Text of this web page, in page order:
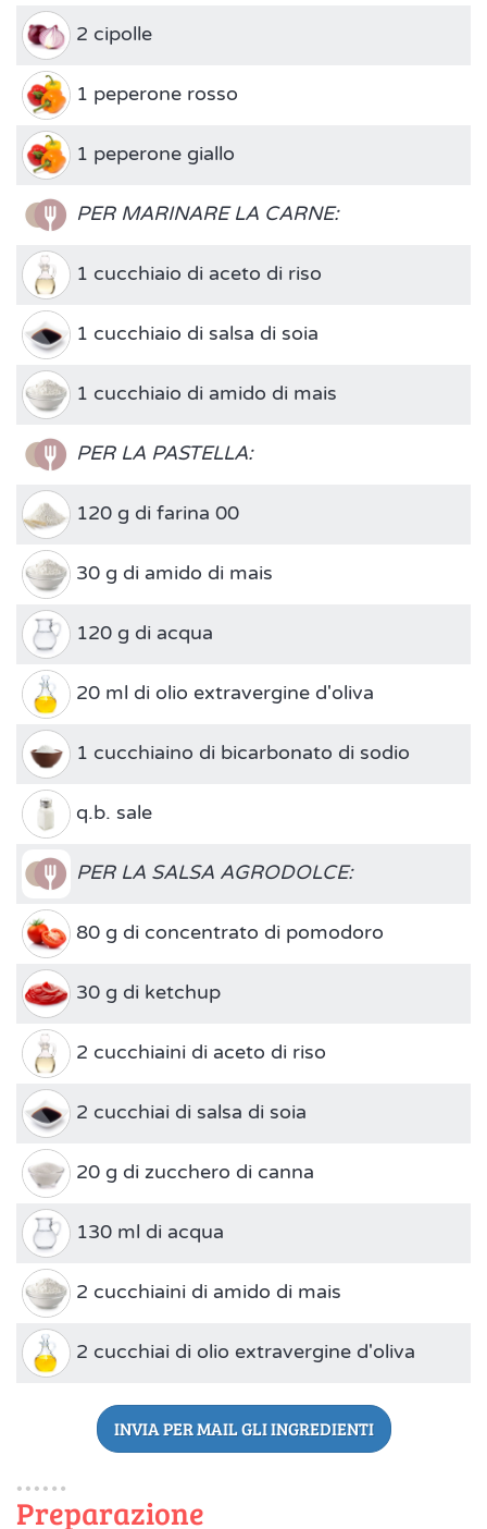
2 cipolle
1 peperone rosso
1 peperone giallo
PER MARINARE LA CARNE:
1 cucchiaio di aceto di riso
1 cucchiaio di salsa di soia
1 cucchiaio di amido di mais
PER LA PASTELLA:
120 g di farina 00
30 g di amido di mais
120 g di acqua
20 ml di olio extravergine d'oliva
1 cucchiaino di bicarbonato di sodio
q.b. sale
PER LA SALSA AGRODOLCE:
80 g di concentrato di pomodoro
30 g di ketchup
2 cucchiaini di aceto di riso
2 cucchiai di salsa di soia
20 g di zucchero di canna
130 ml di acqua
2 cucchiaini di amido di mais
2 cucchiai di olio extravergine d'oliva
INVIA PER MAIL GLI INGREDIENTI
Preparazione